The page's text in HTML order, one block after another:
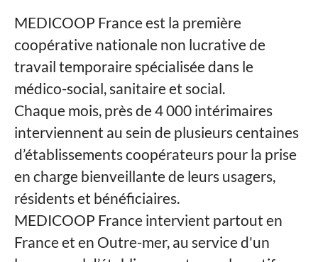
MEDICOOP France est la première
coopérative nationale non lucrative de
travail temporaire spécialisée dans le
médico-social, sanitaire et social.
Chaque mois, près de 4 000 intérimaires
interviennent au sein de plusieurs centaines
d’établissements coopérateurs pour la prise
en charge bienveillante de leurs usagers,
résidents et bénéficiaires.
MEDICOOP France intervient partout en
France et en Outre-mer, au service d'un